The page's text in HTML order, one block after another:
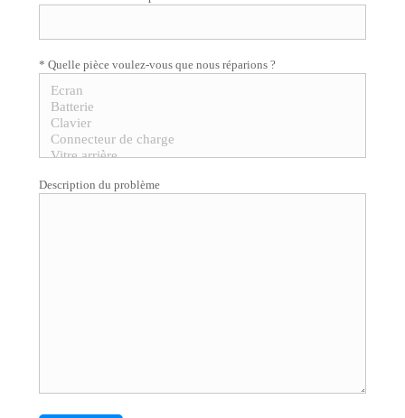
* Quelle pièce voulez-vous que nous réparions ?
Description du problème